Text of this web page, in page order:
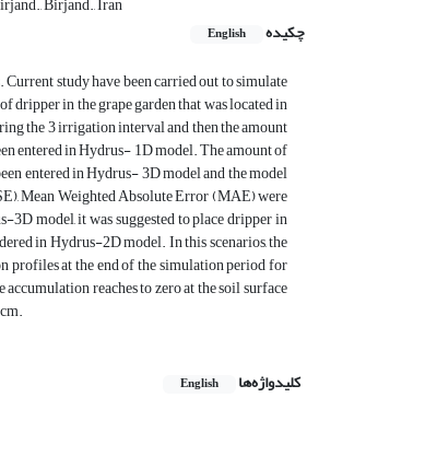
چکیده
English
study have been carried out to simulate
dripper in the grape garden that was located in
the 3 irrigation interval and then the amount
entered in Hydrus- 1D model. The amount of
entered in Hydrus- 3D model and the model
Mean Weighted Absolute Error (MAE) were
model, it was suggested to place dripper in
in Hydrus-2D model. In this scenarios, the
profiles at the end of the simulation period for
reaches to zero at the soil surface
کلیدواژه‌ها English